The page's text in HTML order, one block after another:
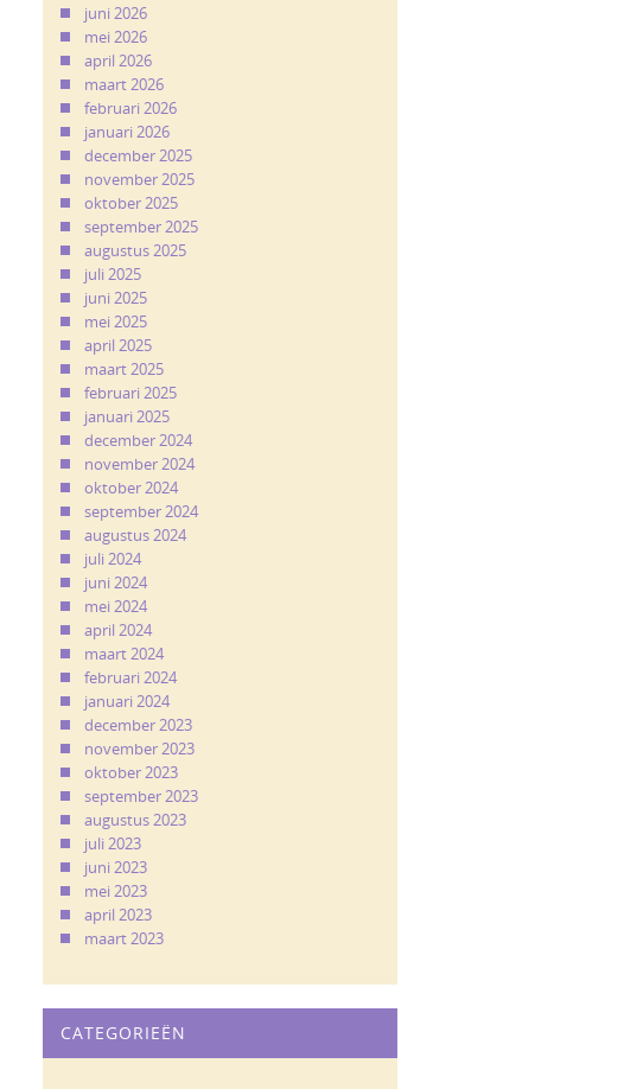
juni 2026
mei 2026
april 2026
maart 2026
februari 2026
januari 2026
december 2025
november 2025
oktober 2025
september 2025
augustus 2025
juli 2025
juni 2025
mei 2025
april 2025
maart 2025
februari 2025
januari 2025
december 2024
november 2024
oktober 2024
september 2024
augustus 2024
juli 2024
juni 2024
mei 2024
april 2024
maart 2024
februari 2024
januari 2024
december 2023
november 2023
oktober 2023
september 2023
augustus 2023
juli 2023
juni 2023
mei 2023
april 2023
maart 2023
CATEGORIEËN